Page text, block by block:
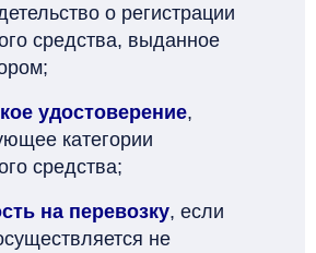
о регистрации
средства, выданное
удостоверение,
категории
средства;
на перевозку, если
не